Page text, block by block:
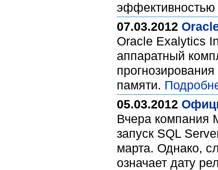
07.03.2012
Oracle Exalytics
аппаратный
памяти.
05.03.2012
Вчера компания
запуск SQL
марта. Однако,
означает дату